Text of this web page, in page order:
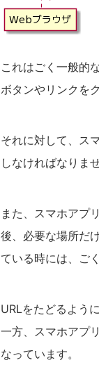
これはごく一般的
ボタンやリンクを
それに対して、ス
しなければなりませ
また、スマホアプ
後、必要な場所だ
ている時には、ご
URLをたどるよう
一方、スマホアプ
なっています。